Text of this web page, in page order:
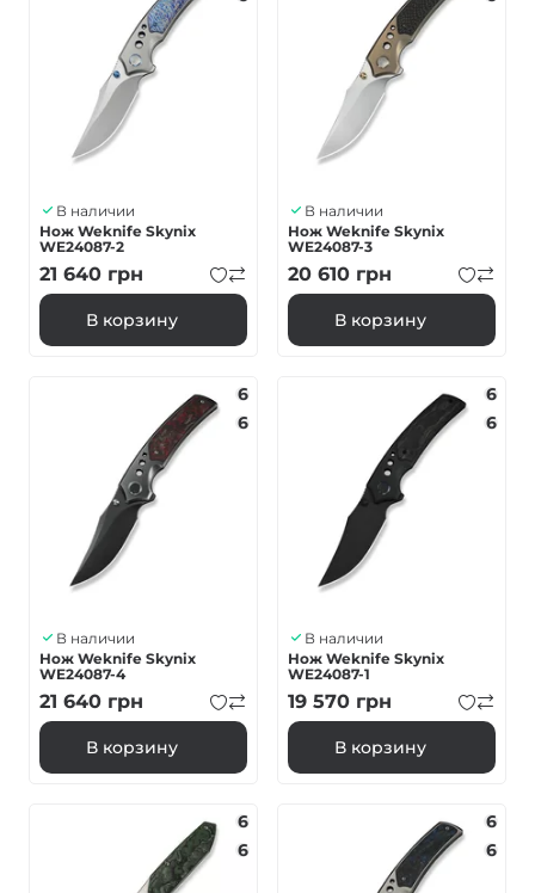
В наличии
Нож Weknife Skynix
WE24087-2
21 640 грн
В корзину
В наличии
Нож Weknife Skynix
WE24087-3
20 610 грн
В корзину
6
6
В наличии
Нож Weknife Skynix
WE24087-4
21 640 грн
В корзину
6
6
В наличии
Нож Weknife Skynix
WE24087-1
19 570 грн
В корзину
6
6
6
6